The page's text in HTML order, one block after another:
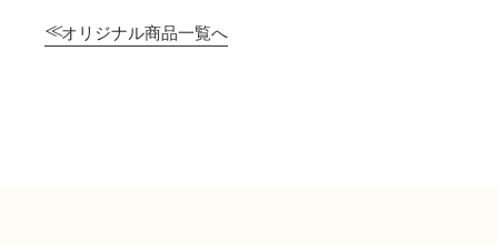
オリジナル商品一覧へ